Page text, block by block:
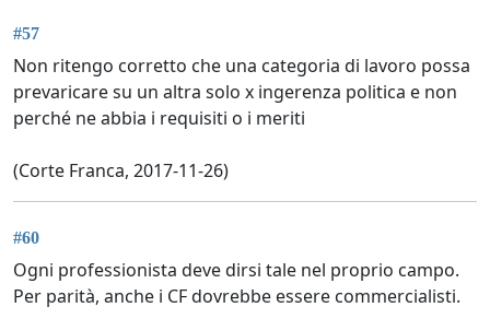
#57
Non ritengo corretto che una categoria di lavoro possa
prevaricare su un altra solo x ingerenza politica e non
perché ne abbia i requisiti o i meriti
(Corte Franca, 2017-11-26)
#60
Ogni professionista deve dirsi tale nel proprio campo.
Per parità, anche i CF dovrebbe essere commercialisti.